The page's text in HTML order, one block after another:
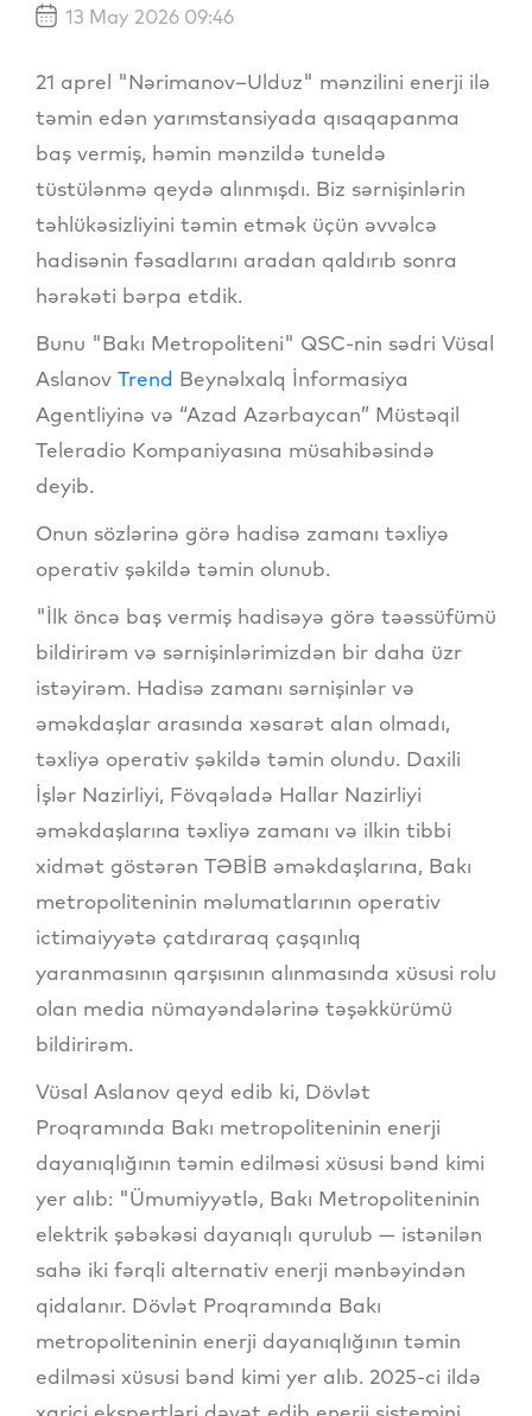
13 May 2026 09:46
21 aprel "Nərimanov–Ulduz" mənzilini enerji ilə
təmin edən yarımstansiyada qısaqapanma
baş vermiş, həmin mənzildə tuneldə
tüstülənmə qeydə alınmışdı. Biz sərnişinlərin
təhlükəsizliyini təmin etmək üçün əvvəlcə
hadisənin fəsadlarını aradan qaldırıb sonra
hərəkəti bərpa etdik.
Bunu "Bakı Metropoliteni" QSC-nin sədri Vüsal
Aslanov Trend Beynəlxalq İnformasiya
Agentliyinə və “Azad Azərbaycan” Müstəqil
Teleradio Kompaniyasına müsahibəsində
deyib.
Onun sözlərinə görə hadisə zamanı təxliyə
operativ şəkildə təmin olunub.
"İlk öncə baş vermiş hadisəyə görə təəssüfümü
bildirirəm və sərnişinlərimizdən bir daha üzr
istəyirəm. Hadisə zamanı sərnişinlər və
əməkdaşlar arasında xəsarət alan olmadı,
təxliyə operativ şəkildə təmin olundu. Daxili
İşlər Nazirliyi, Fövqəladə Hallar Nazirliyi
əməkdaşlarına təxliyə zamanı və ilkin tibbi
xidmət göstərən TƏBİB əməkdaşlarına, Bakı
metropoliteninin məlumatlarının operativ
ictimaiyyətə çatdıraraq çaşqınlıq
yaranmasının qarşısının alınmasında xüsusi rolu
olan media nümayəndələrinə təşəkkürümü
bildirirəm.
Vüsal Aslanov qeyd edib ki, Dövlət
Proqramında Bakı metropoliteninin enerji
dayanıqlığının təmin edilməsi xüsusi bənd kimi
yer alıb: "Ümumiyyətlə, Bakı Metropoliteninin
elektrik şəbəkəsi dayanıqlı qurulub — istənilən
sahə iki fərqli alternativ enerji mənbəyindən
qidalanır. Dövlət Proqramında Bakı
metropoliteninin enerji dayanıqlığının təmin
edilməsi xüsusi bənd kimi yer alıb. 2025-ci ildə